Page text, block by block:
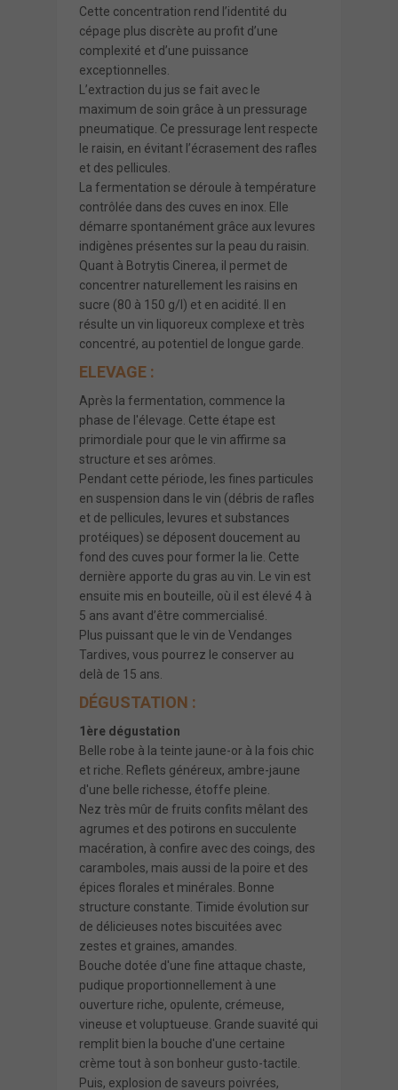
Cette concentration rend l’identité du
cépage plus discrète au profit d’une
complexité et d’une puissance
exceptionnelles.
L’extraction du jus se fait avec le
maximum de soin grâce à un pressurage
pneumatique. Ce pressurage lent respecte
le raisin, en évitant l’écrasement des rafles
et des pellicules.
La fermentation se déroule à température
contrôlée dans des cuves en inox. Elle
démarre spontanément grâce aux levures
indigènes présentes sur la peau du raisin.
Quant à Botrytis Cinerea, il permet de
concentrer naturellement les raisins en
sucre (80 à 150 g/l) et en acidité. Il en
résulte un vin liquoreux complexe et très
concentré, au potentiel de longue garde.
ELEVAGE :
Après la fermentation, commence la
phase de l'élevage. Cette étape est
primordiale pour que le vin affirme sa
structure et ses arômes.
Pendant cette période, les fines particules
en suspension dans le vin (débris de rafles
et de pellicules, levures et substances
protéiques) se déposent doucement au
fond des cuves pour former la lie. Cette
dernière apporte du gras au vin. Le vin est
ensuite mis en bouteille, où il est élevé 4 à
5 ans avant d’être commercialisé.
Plus puissant que le vin de Vendanges
Tardives, vous pourrez le conserver au
delà de 15 ans.
DÉGUSTATION :
1ère dégustation
Belle robe à la teinte jaune-or à la fois chic
et riche. Reflets généreux, ambre-jaune
d'une belle richesse, étoffe pleine.
Nez très mûr de fruits confits mêlant des
agrumes et des potirons en succulente
macération, à confire avec des coings, des
caramboles, mais aussi de la poire et des
épices florales et minérales. Bonne
structure constante. Timide évolution sur
de délicieuses notes biscuitées avec
zestes et graines, amandes.
Bouche dotée d'une fine attaque chaste,
pudique proportionnellement à une
ouverture riche, opulente, crémeuse,
vineuse et voluptueuse. Grande suavité qui
remplit bien la bouche d'une certaine
crème tout à son bonheur gusto-tactile.
Puis, explosion de saveurs poivrées,